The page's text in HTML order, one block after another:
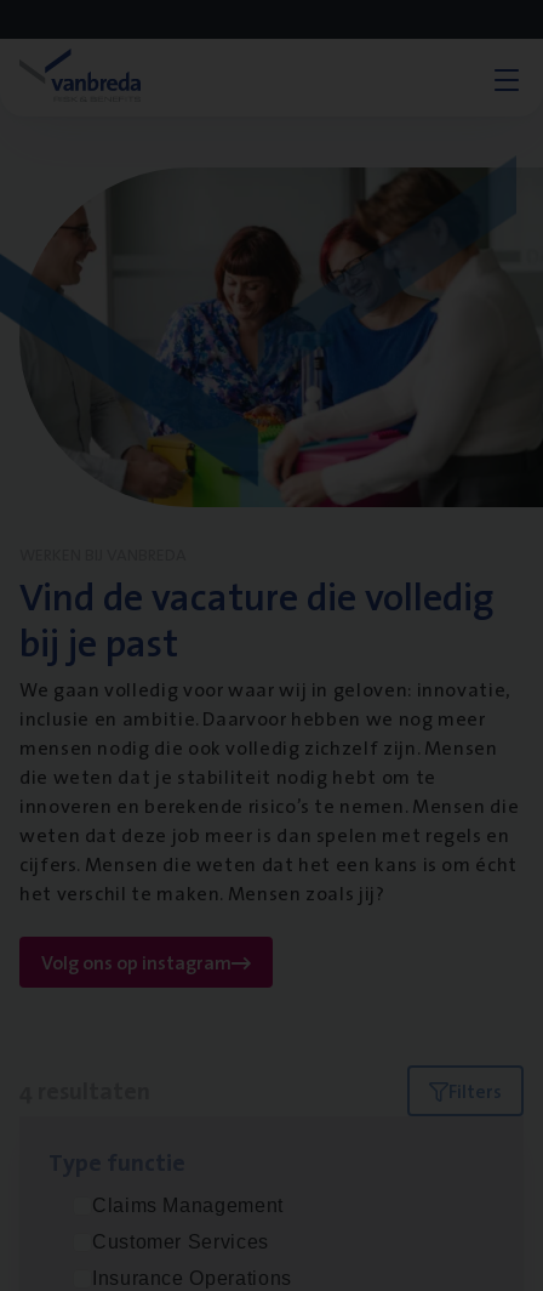
Vind de vacature die volledig
bij je past
We gaan volledig voor waar wij in geloven: innovatie,
inclusie en ambitie. Daarvoor hebben we nog meer
mensen nodig die ook volledig zichzelf zijn. Mensen
die weten dat je stabiliteit nodig hebt om te
innoveren en berekende risico’s te nemen. Mensen die
weten dat deze job meer is dan spelen met regels en
cijfers. Mensen die weten dat het een kans is om écht
het verschil te maken. Mensen zoals jij?
Volg ons op instagram
Filters
Claims Management
Customer Services
Insurance Operations
Insu­ran­ce Bro­ker Trans­port
Antwerpen